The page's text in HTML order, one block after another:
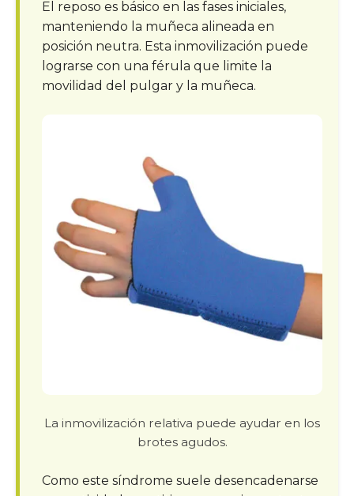
El reposo es básico en las fases iniciales,
manteniendo la muñeca alineada en
posición neutra. Esta inmovilización puede
lograrse con una férula que limite la
movilidad del pulgar y la muñeca.
La inmovilización relativa puede ayudar en los
brotes agudos.
Como este síndrome suele desencadenarse